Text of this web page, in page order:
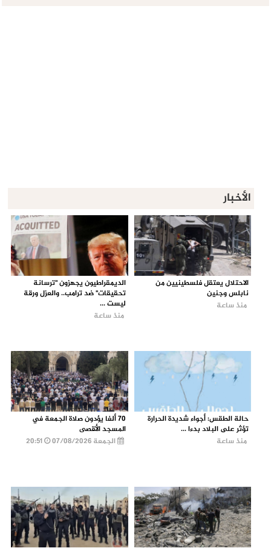
الأخبار
الاحتلال يعتقل فلسطينيين من
نابلس وجنين
منذ ساعة
الديمقراطيون يجهزون "ترسانة
تحقيقات" ضد ترامب.. والعزل ورقة
ليست ...
منذ ساعة
حالة الطقس: أجواء شديدة الحرارة
تؤثر على البلاد بدءا ...
منذ ساعة
70 ألفا يؤدون صلاة الجمعة في
المسجد الأقصى
الجمعة 07/08/2026
20:51